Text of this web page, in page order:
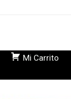
Mi Carrito